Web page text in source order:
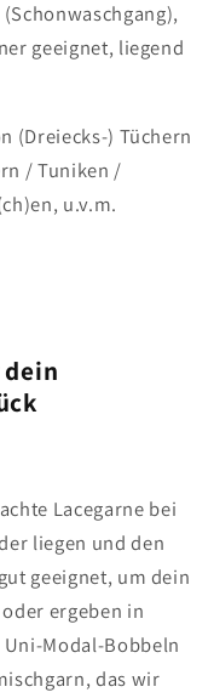
geeignet, liegend
(Dreiecks-) Tüchern
/ Tuniken /
u.v.m.
Lacegarne bei
liegen und den
geeignet, um dein
ergeben in
Modal-Bobbeln
das wir